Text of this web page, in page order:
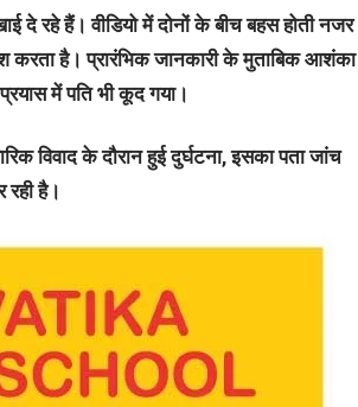
दे रहे हैं। वीडियो में दोनों के बीच बहस होती नजर
करता है। प्रारंभिक जानकारी के मुताबिक आशंका
में पति भी कूद गया।
विवाद के दौरान हुई दुर्घटना, इसका पता जांच
है।